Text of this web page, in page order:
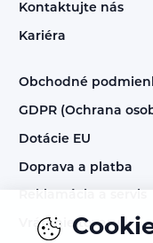
Kontaktujte nás
Kariéra
Obchodné
GDPR (Ochrana
Dotácie EU
Doprava a platba
Vrátenie tovaru